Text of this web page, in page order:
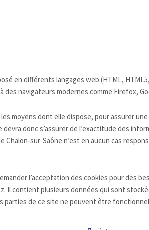
en différents langages web (HTML,
des navigateurs modernes comme Firefox,
moyens dont elle dispose, pour assurer
donc s’assurer de l’exactitude des
sur-Saône n’est en aucun cas
l’acceptation des cookies pour des
Il contient plusieurs données qui sont
de ce site ne peuvent être
d’autres sites internet ou d’autres